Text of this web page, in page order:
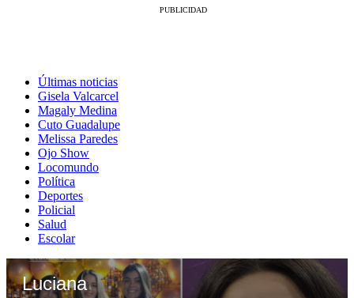
Últimas noticias
Gisela Valcarcel
Magaly Medina
Cuto Guadalupe
Melissa Paredes
Ojo Show
Locomundo
Política
Deportes
Policial
Salud
Escolar
Luciana